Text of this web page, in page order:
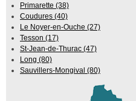
Primarette (38)
Coudures (40)
Le Noyer-en-Ouche (27)
Tesson (17)
St-Jean-de-Thurac (47)
Long (80)
Sauvillers-Mongival (80)